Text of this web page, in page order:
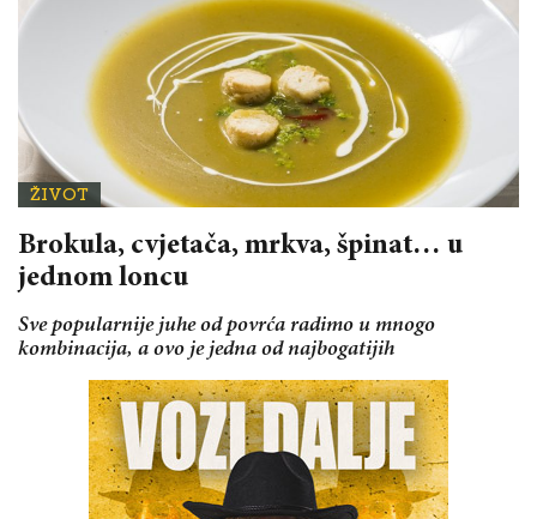
ŽIVOT
Brokula, cvjetača, mrkva, špinat… u
jednom loncu
Sve popularnije juhe od povrća radimo u mnogo
kombinacija, a ovo je jedna od najbogatijih